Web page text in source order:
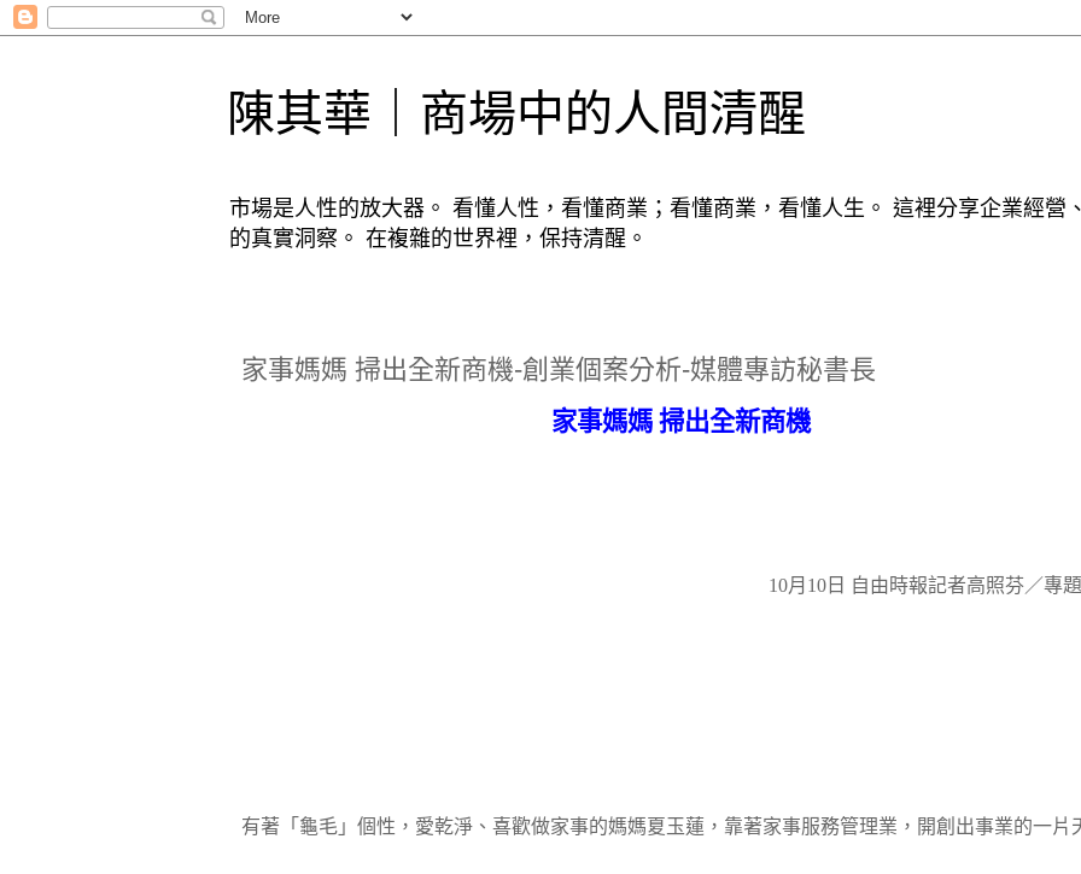
陳其華｜商場中的人間清醒
市場是人性的放大器。 看懂人性，看懂商業；看懂商業，看懂人生。 這裡分享企業經營
的真實洞察。 在複雜的世界裡，保持清醒。
家事媽媽 掃出全新商機-創業個案分析-媒體專訪秘書長
家事媽媽 掃出全新商機
10月 10日 自由時報記者高照芬／專
有著「龜毛」個性，愛乾淨、喜歡做家事的媽媽夏玉蓮，靠著家事服務管理業，開創出事業的一片